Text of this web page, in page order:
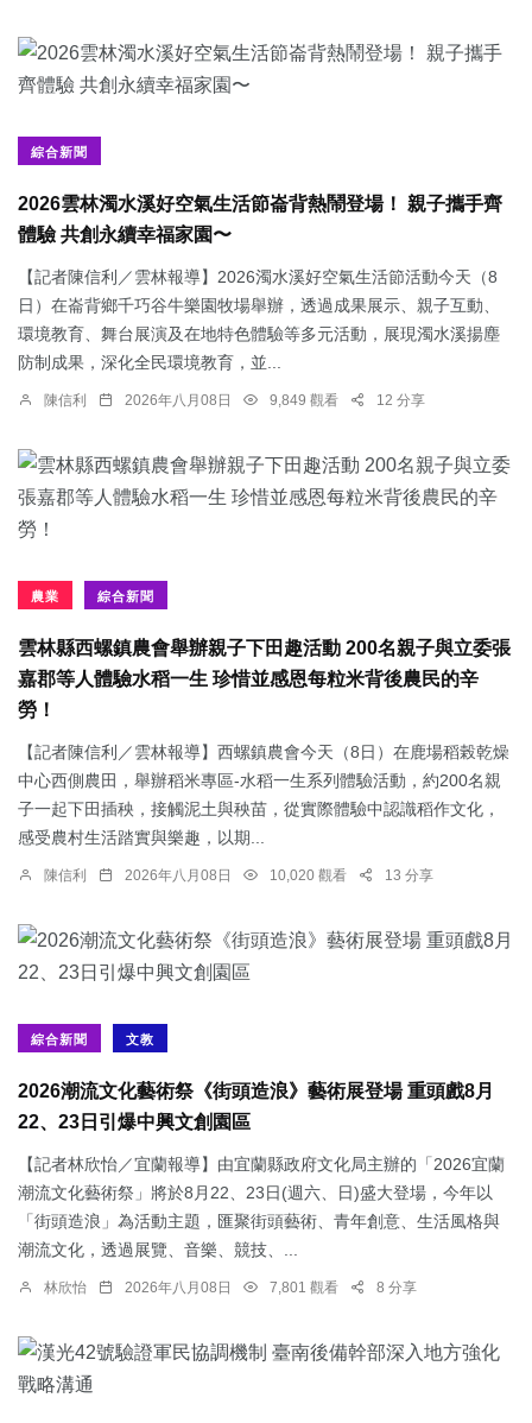
綜合新聞
2026雲林濁水溪好空氣生活節崙背熱鬧登場！ 親子攜手齊
體驗 共創永續幸福家園〜
【記者陳信利／雲林報導】2026濁水溪好空氣生活節活動今天（8
日）在崙背鄉千巧谷牛樂園牧場舉辦，透過成果展示、親子互動、
環境教育、舞台展演及在地特色體驗等多元活動，展現濁水溪揚塵
防制成果，深化全民環境教育，並...
陳信利 2026年八月08日 9,849 觀看 12 分享
農業 綜合新聞
雲林縣西螺鎮農會舉辦親子下田趣活動 200名親子與立委張
嘉郡等人體驗水稻一生 珍惜並感恩每粒米背後農民的辛
勞！
【記者陳信利／雲林報導】西螺鎮農會今天（8日）在鹿場稻榖乾燥
中心西側農田，舉辦稻米專區-水稻一生系列體驗活動，約200名親
子一起下田插秧，接觸泥土與秧苗，從實際體驗中認識稻作文化，
感受農村生活踏實與樂趣，以期...
陳信利 2026年八月08日 10,020 觀看 13 分享
綜合新聞 文教
2026潮流文化藝術祭《街頭造浪》藝術展登場 重頭戲8月
22、23日引爆中興文創園區
【記者林欣怡／宜蘭報導】由宜蘭縣政府文化局主辦的「2026宜蘭
潮流文化藝術祭」將於8月22、23日(週六、日)盛大登場，今年以
「街頭造浪」為活動主題，匯聚街頭藝術、青年創意、生活風格與
潮流文化，透過展覽、音樂、競技、...
林欣怡 2026年八月08日 7,801 觀看 8 分享